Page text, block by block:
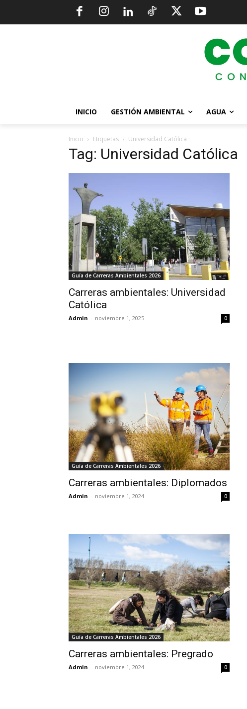
INICIO GESTIÓN AMBIENTAL AGUA
Inicio Etiquetas Universidad Católica
Tag: Universidad Católica
Guía de Carreras Ambientales 2026
Carreras ambientales: Universidad
Católica
Admin - noviembre 1, 2025 0
Guía de Carreras Ambientales 2026
Carreras ambientales: Diplomados
Admin - noviembre 1, 2024 0
Guía de Carreras Ambientales 2026
Carreras ambientales: Pregrado
Admin - noviembre 1, 2024 0